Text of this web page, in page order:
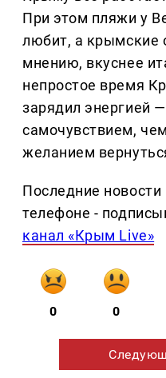
При этом пляжи у
любит, а крымские
мнению, вкуснее
непростое время
зарядил энергией
самочувствием,
желанием
Последние
телефоне -
канал «Крым Live»
0 0